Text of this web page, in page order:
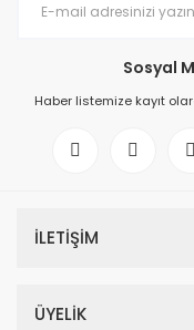
Sosyal
Haber listemize kayıt
İLETİŞİM
ÜYELİK